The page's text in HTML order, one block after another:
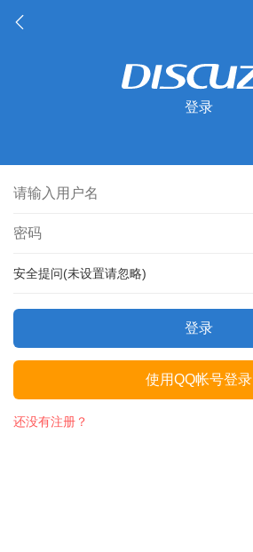
登录
安全提问(未设置请忽略)
登录
使用QQ帐号登录
还没有注册？